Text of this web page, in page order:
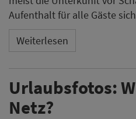
Aufenthalt für alle Gäste
Weiterlesen
Urlaubsfotos:
Netz?